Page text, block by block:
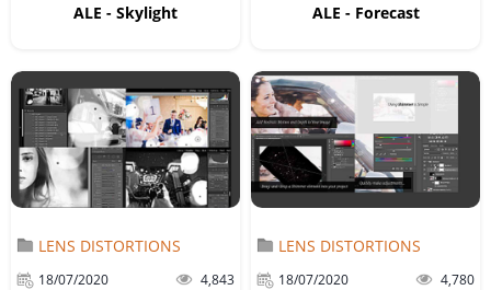
ALE - Skylight
ALE - Forecast
LENS DISTORTIONS
18/07/2020 4,843
LENS DISTORTIONS
18/07/2020 4,780